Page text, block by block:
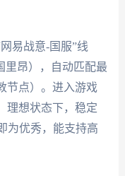
易战意-国服”线
里昂），自动匹配最
节点）。进入游戏
理想状态下，稳定
为优秀，能支持高